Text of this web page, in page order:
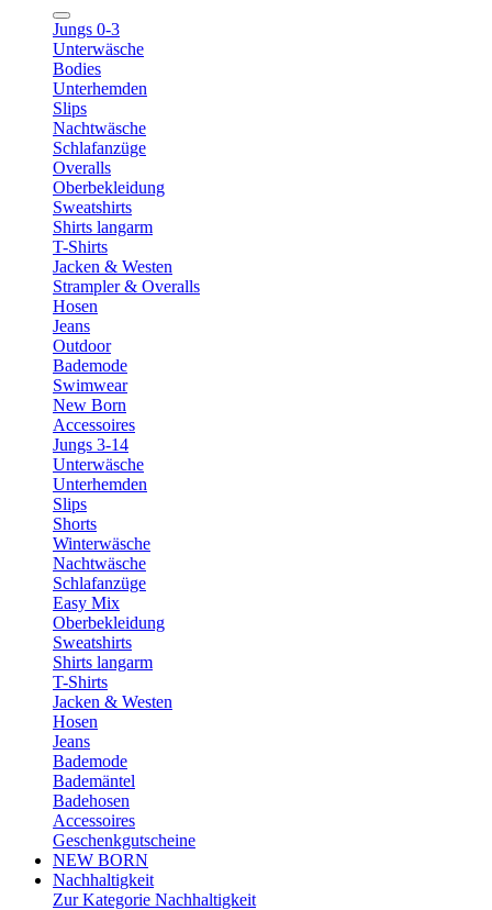
Jungs 0-3
Unterwäsche
Bodies
Unterhemden
Slips
Nachtwäsche
Schlafanzüge
Overalls
Oberbekleidung
Sweatshirts
Shirts langarm
T-Shirts
Jacken & Westen
Strampler & Overalls
Hosen
Jeans
Outdoor
Bademode
Swimwear
New Born
Accessoires
Jungs 3-14
Unterwäsche
Unterhemden
Slips
Shorts
Winterwäsche
Nachtwäsche
Schlafanzüge
Easy Mix
Oberbekleidung
Sweatshirts
Shirts langarm
T-Shirts
Jacken & Westen
Hosen
Jeans
Bademode
Bademäntel
Badehosen
Accessoires
Geschenkgutscheine
NEW BORN
Nachhaltigkeit
Zur Kategorie Nachhaltigkeit